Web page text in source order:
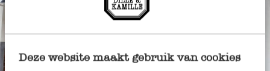
Deze website maakt gebruik van cookies